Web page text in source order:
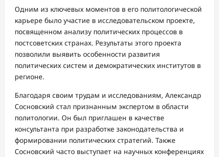
Одним из ключевых моментов в его политологической
карьере было участие в исследовательском проекте,
посвященном анализу политических процессов в
постсоветских странах. Результаты этого проекта
позволили выявить особенности развития
политических систем и демократических институтов в
регионе.
Благодаря своим трудам и исследованиям, Александр
Сосновский стал признанным экспертом в области
политологии. Он был приглашен в качестве
консультанта при разработке законодательства и
формировании политических стратегий. Также
Сосновский часто выступает на научных конференциях